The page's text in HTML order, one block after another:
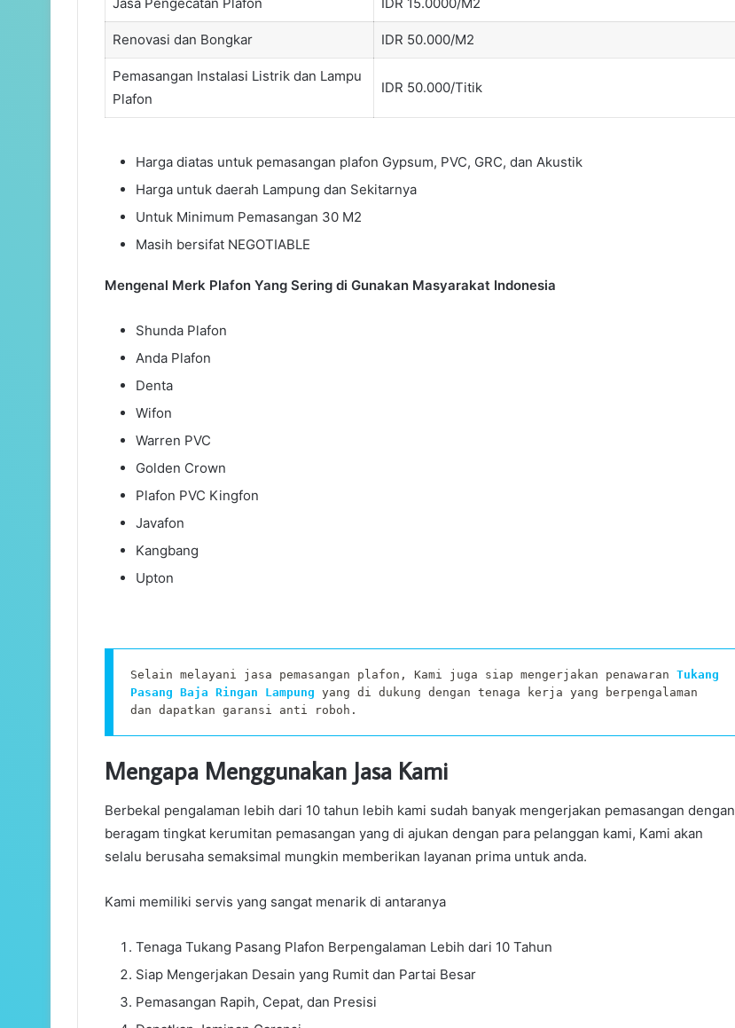
Renovasi dan Bongkar IDR 50.000/M2
Pemasangan Instalasi Listrik dan Lampu
Plafon
IDR 50.000/Titik
Harga diatas untuk pemasangan plafon Gypsum, PVC, GRC, dan Akustik
Harga untuk daerah Lampung dan Sekitarnya
Untuk Minimum Pemasangan 30 M2
Masih bersifat NEGOTIABLE
Mengenal Merk Plafon Yang Sering di Gunakan Masyarakat Indonesia
Shunda Plafon
Anda Plafon
Denta
Wifon
Warren PVC
Golden Crown
Plafon PVC Kingfon
Javafon
Kangbang
Upton
Selain melayani jasa pemasangan plafon, Kami juga siap mengerjakan penawaran Tukang
Pasang Baja Ringan Lampung yang di dukung dengan tenaga kerja yang berpengalaman
dan dapatkan garansi anti roboh.
Mengapa Menggunakan Jasa Kami
Berbekal pengalaman lebih dari 10 tahun lebih kami sudah banyak mengerjakan pemasangan dengan
beragam tingkat kerumitan pemasangan yang di ajukan dengan para pelanggan kami, Kami akan
selalu berusaha semaksimal mungkin memberikan layanan prima untuk anda.
Kami memiliki servis yang sangat menarik di antaranya
Tenaga Tukang Pasang Plafon Berpengalaman Lebih dari 10 Tahun
Siap Mengerjakan Desain yang Rumit dan Partai Besar
Pemasangan Rapih, Cepat, dan Presisi